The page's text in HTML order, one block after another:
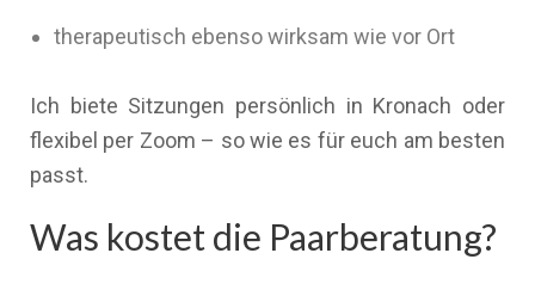
therapeutisch ebenso wirksam wie vor Ort
Ich biete Sitzungen persönlich in Kronach oder
flexibel per Zoom – so wie es für euch am besten
passt.
Was kostet die Paarberatung?